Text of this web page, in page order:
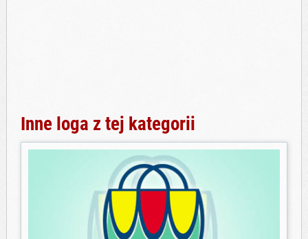
Inne loga z tej kategorii